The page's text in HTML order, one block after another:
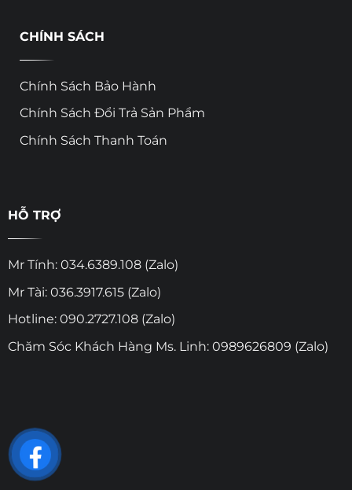
CHÍNH SÁCH
Chính Sách Bảo Hành
Chính Sách Đổi Trả Sản Phẩm
Chính Sách Thanh Toán
HỖ TRỢ
Mr Tính: 034.6389.108 (Zalo)
Mr Tài: 036.3917.615 (Zalo)
Hotline: 090.2727.108 (Zalo)
Chăm Sóc Khách Hàng Ms. Linh: 0989626809 (Zalo)